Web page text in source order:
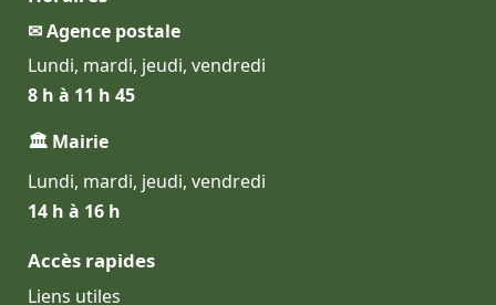
✉ Agence postale
Lundi, mardi, jeudi, vendredi
8 h à 11 h 45
🏛 Mairie
Lundi, mardi, jeudi, vendredi
14 h à 16 h
Accès rapides
Liens utiles